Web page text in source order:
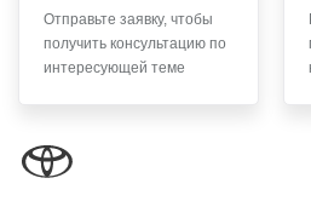
6. Согласие может быть
письменного заявления
ТПЗ «Алтуфьево», вл. 5, стр. 1.
Отправьте заявку, чтобы
получить консультацию по
интересующей теме